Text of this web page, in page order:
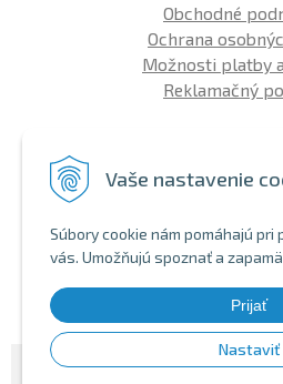
Vaše nastavenie
Súbory cookie nám pomáhajú
vás. Umožňujú spoznať a
Prijať
Nastaviť
Obchodné
Ochrana
Možnosti platby
Reklamačný
Aký bicykel kúpiť
Nákup na
Bezhotovostná
© 2026 SHOPBIKE •NextShop&e-